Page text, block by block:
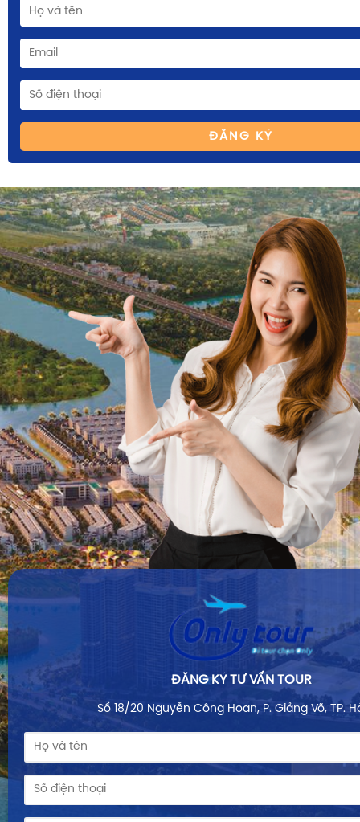
ĐĂNG KÝ
ĐĂNG KÝ TƯ VẤN TOUR
Số 18/20 Nguyễn Công Hoan, P. Giảng Võ, TP.